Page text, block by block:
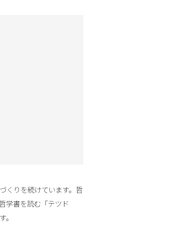
くりを続けています。哲
学書を読む「テツド